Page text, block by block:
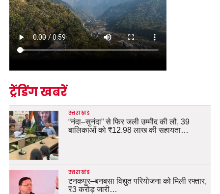
ट्रेंडिंग खबरें
उत्तराखंड
“नंदा–सुनंदा” से फिर जली उम्मीद की लौ, 39
बालिकाओं को ₹12.98 लाख की सहायता…
उत्तराखंड
टनकपुर–बनबसा विद्युत परियोजना को मिली रफ्तार,
₹3 करोड़ जारी…